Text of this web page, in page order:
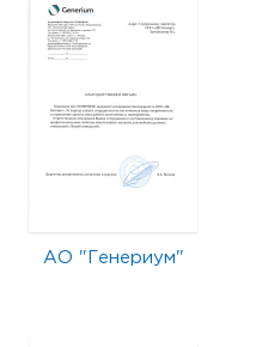
АО "Генериум"